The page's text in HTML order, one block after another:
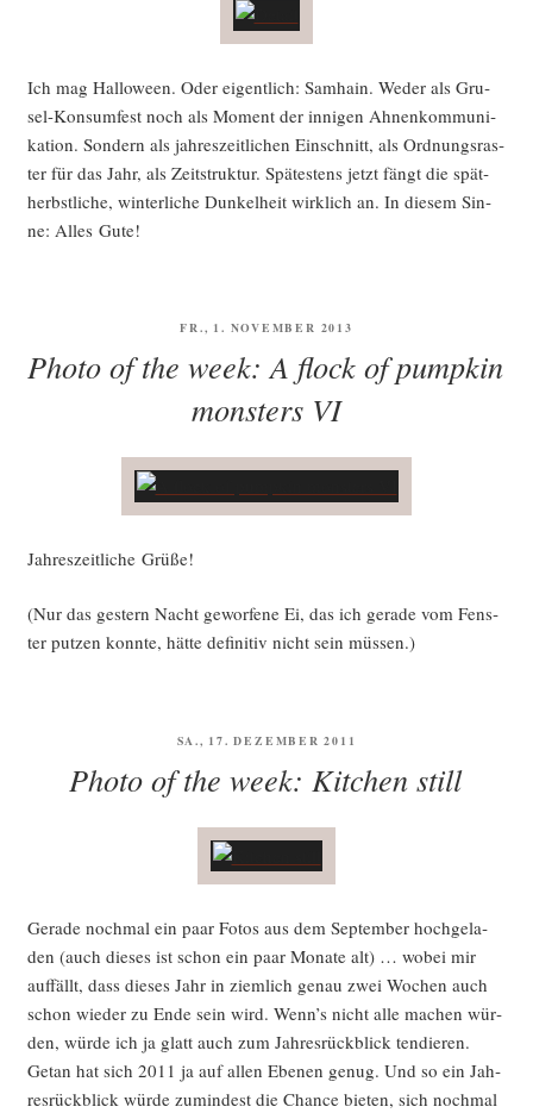
Ich mag Hal­lo­ween. Oder eigent­lich: Sam­hain. Weder als Gru­
sel-Kon­sum­fest noch als Moment der inni­gen Ahnen­kom­mu­ni­
ka­ti­on. Son­dern als jah­res­zeit­li­chen Ein­schnitt, als Ord­nungs­ras­
ter für das Jahr, als Zeit­struk­tur. Spä­tes­tens jetzt fängt die spät­
herbst­li­che, win­ter­li­che Dun­kel­heit wirk­lich an. In die­sem Sin­
ne: Alles Gute!
VERÖFFENTLICHT
FR., 1. NOVEMBER 2013
Photo of the week: A flock of pumpkin
monsters VI
Jah­res­zeit­li­che Grüße!
(Nur das ges­tern Nacht gewor­fe­ne Ei, das ich gera­de vom Fens­
ter put­zen konn­te, hät­te defi­ni­tiv nicht sein müssen.)
VERÖFFENTLICHT
SA., 17. DEZEMBER 2011
Photo of the week: Kitchen still
Gera­de noch­mal ein paar Fotos aus dem Sep­tem­ber hoch­ge­la­
den (auch die­ses ist schon ein paar Mona­te alt) … wobei mir
auf­fällt, dass die­ses Jahr in ziem­lich genau zwei Wochen auch
schon wie­der zu Ende sein wird. Wenn’s nicht alle machen wür­
den, wür­de ich ja glatt auch zum Jah­res­rück­blick ten­die­ren.
Getan hat sich 2011 ja auf allen Ebe­nen genug. Und so ein Jah­
res­rück­blick wür­de zumin­dest die Chan­ce bie­ten, sich noch­mal